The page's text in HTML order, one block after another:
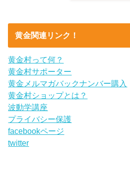
黄金関連リンク！
黄金村って何？
黄金村サポーター
黄金メルマガバックナンバー購入
黄金村ショップとは？
波動学講座
プライバシー保護
facebookページ
twitter